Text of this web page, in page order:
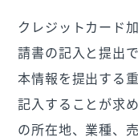
クレジットカード
請書の記入と提出
本情報を提出する
記入することが求
の所在地、業種、